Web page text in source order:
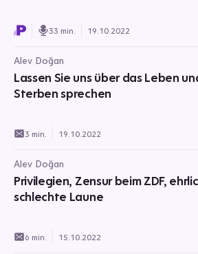
33 min. 19.10.2022
Alev Doğan
Lassen Sie uns über das Leben
Sterben sprechen
3 min. 19.10.2022
Alev Doğan
Privilegien, Zensur beim ZDF,
schlechte Laune
6 min. 15.10.2022